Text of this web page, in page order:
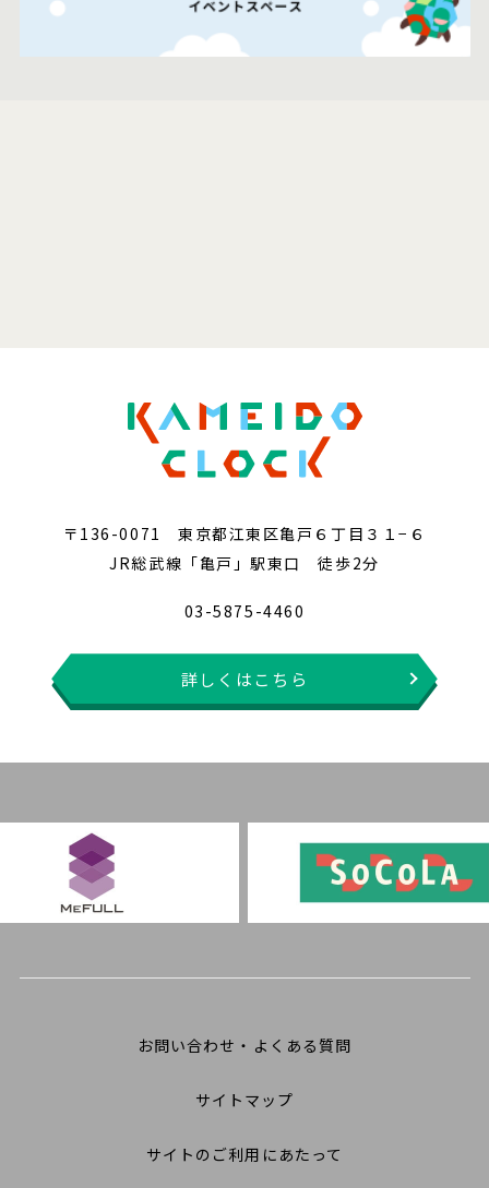
〒136-0071 東京都江東区亀戸６丁目３１−６
JR総武線「亀戸」駅東口 徒歩2分
03-5875-4460
詳しくはこちら
お問い合わせ・よくある質問
サイトマップ
サイトのご利用にあたって